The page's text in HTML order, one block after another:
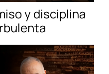
y disciplina